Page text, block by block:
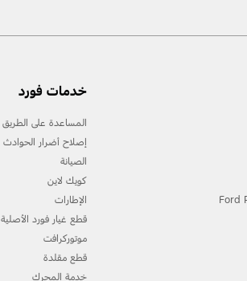
خدمات فورد
المساعدة على الطريق
إصلاح أضرار الحوادث
الصيانة
كويك لاين
الإطارات
قطع غيار فورد الأصلية
موتوركرافت
قطع مقلدة
خدمة المحرك